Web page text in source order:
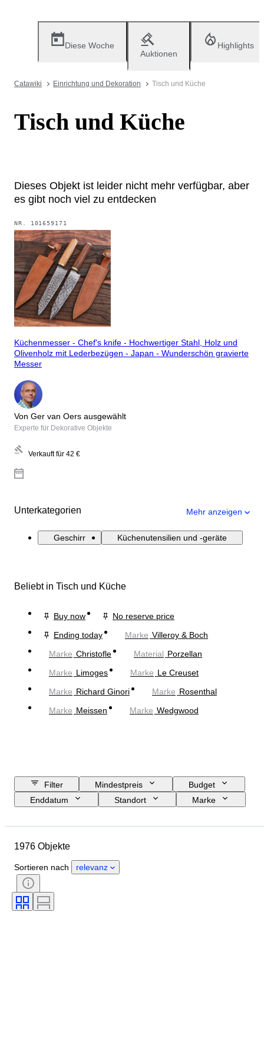
Diese Woche
Auktionen
Highlights
Catawiki Einrichtung und Dekoration Tisch und Küche
Tisch und Küche
Dieses Objekt ist leider nicht mehr verfügbar, aber
es gibt noch viel zu entdecken
NR. 101659171
Küchenmesser - Chef's knife - Hochwertiger Stahl, Holz und
Olivenholz mit Lederbezügen - Japan - Wunderschön gravierte
Messer
Von Ger van Oers ausgewählt
Experte für Dekorative Objekte
Verkauft für 42 €
Unterkategorien Mehr anzeigen
Geschirr Küchenutensilien und -geräte
Beliebt in Tisch und Küche
Buy now
No reserve price
Ending today
Marke Villeroy & Boch
Marke Christofle Material Porzellan
Marke Limoges Marke Le Creuset
Marke Richard Ginori Marke Rosenthal
Marke Meissen Marke Wedgwood
Filter Mindestpreis
Budget
Enddatum
Standort
Marke
Stil
Epoche
Art von Küchenmesser
Künstler
Schöpfer
1976 Objekte
Sortieren nach relevanz